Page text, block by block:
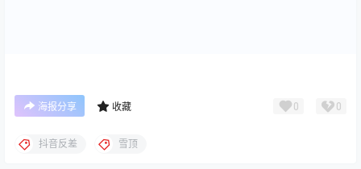
海报分享 收藏 0 0
抖音反差 雪顶